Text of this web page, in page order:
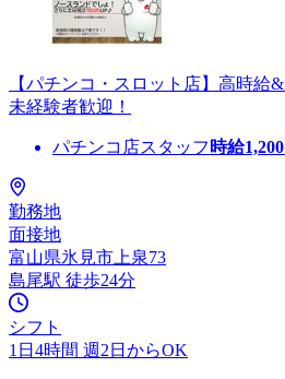
【パチンコ・スロット店】高時
未経験者歓迎！
パチンコ店スタッフ 時給1,200
勤務地
面接地
富山県氷見市上泉73
島尾駅 徒歩24分
シフト
1日4時間 週2日からOK